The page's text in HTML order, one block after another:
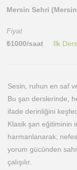
Mersin Sehri
Fiyat
₺1000/saat İlk
Sesin, ruhun en saf
Bu şan derslerinde,
ifade derinliğini
Klasik şan eğitiminin
harmanlanarak;
yorum gücünden
çalışılır.